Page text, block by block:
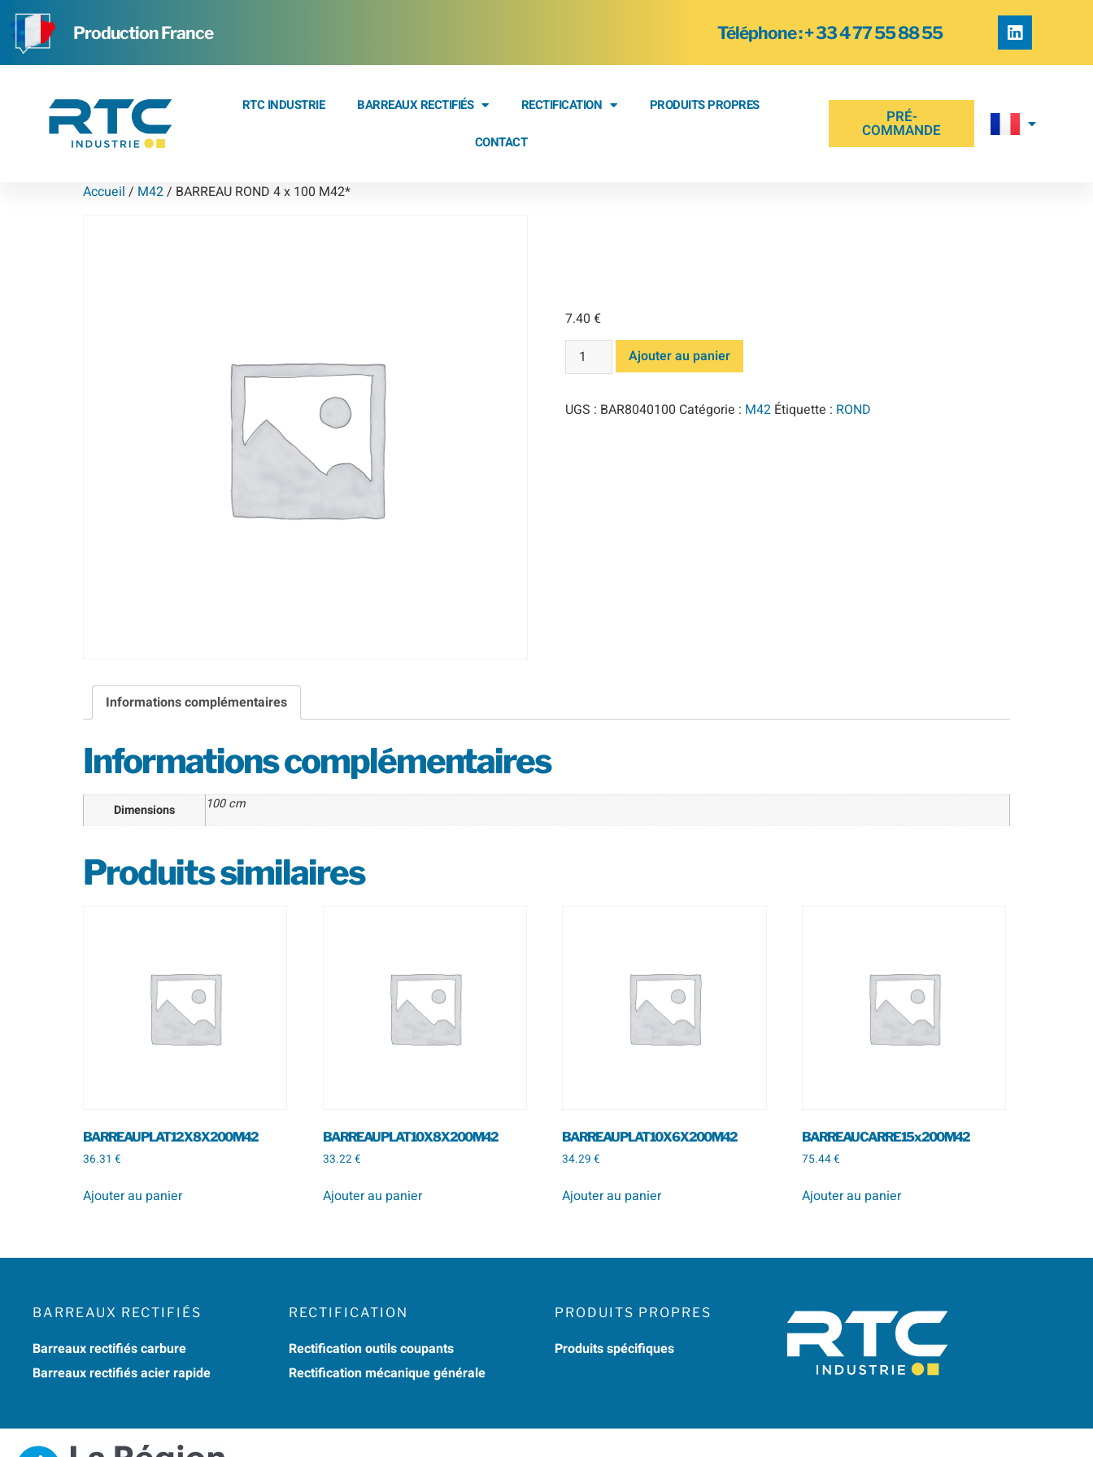
Production France Téléphone : + 33 4 77 55 88 55
RTC INDUSTRIE BARREAUX RECTIFIÉS RECTIFICATION PRODUITS PROPRES
CONTACT
PRÉ-
COMMANDE
Accueil / M42/ BARREAU ROND 4 x 100 M42*
7.40 €
Ajouter au panier
UGS : BAR8040100 Catégorie : M42 Étiquette : ROND
Informations complémentaires
Informations complémentaires
Dimensions 100 cm
Produits similaires
BARREAU PLAT 12 X 8 X 200 M42
36.31 €
Ajouter au panier
BARREAU PLAT 10 X 8 X 200 M42
33.22€
Ajouter au panier
BARREAU PLAT 10 X 6 X 200 M42
34.29€
Ajouter au panier
BARREAU CARRE 15 x 200 M42
75.44€
Ajouter au panier
BARREAUX RECTIFIÉS
Barreaux rectifiés carbure
Barreaux rectifiés acier rapide
RECTIFICATION
Rectification outils coupants
Rectification mécanique générale
PRODUITS PROPRES
Produits spécifiques